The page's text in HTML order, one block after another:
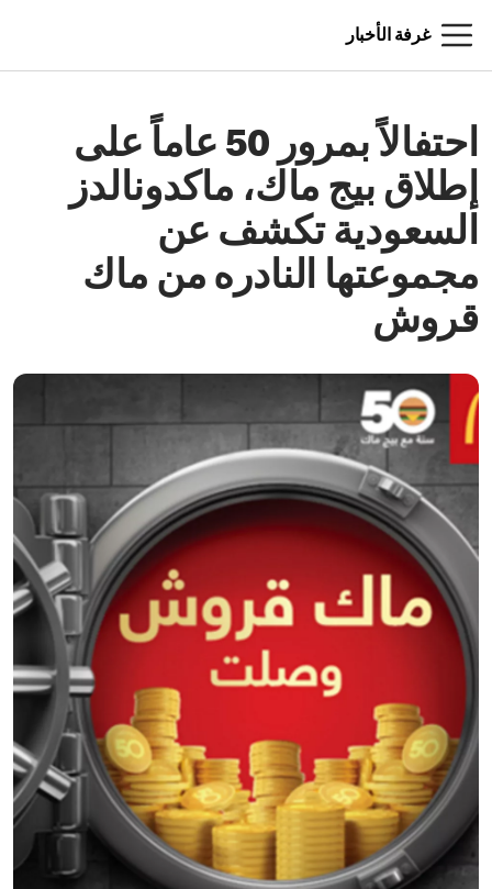
غرفة الأخبار
احتفالاً بمرور 50 عاماً على
إطلاق بيج ماك، ماكدونالدز
السعودية تكشف عن
مجموعتها النادره من ماك
قروش